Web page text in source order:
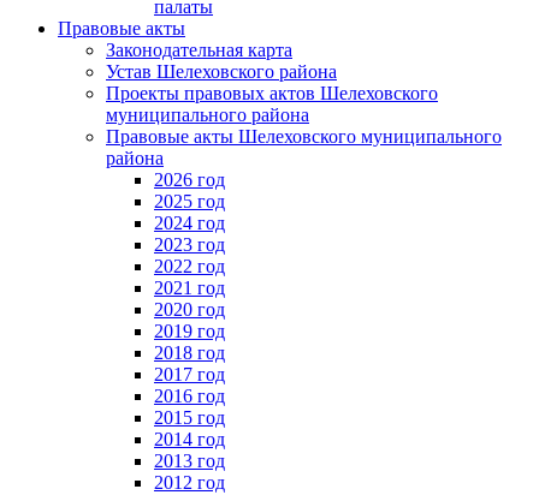
палаты
Правовые акты
Законодательная карта
Устав Шелеховского района
Проекты правовых актов Шелеховского
муниципального района
Правовые акты Шелеховского муниципального
района
2026 год
2025 год
2024 год
2023 год
2022 год
2021 год
2020 год
2019 год
2018 год
2017 год
2016 год
2015 год
2014 год
2013 год
2012 год